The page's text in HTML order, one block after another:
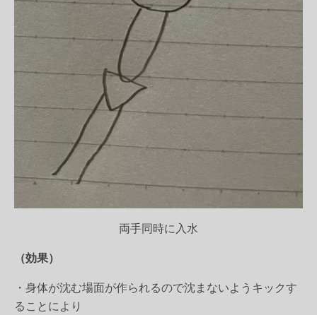
両手同時に入水
（効果）
・身体が沈む場面が作られるので沈まないようキックす
ることにより